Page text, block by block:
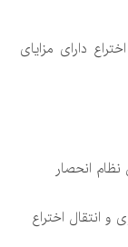
دارای مزایای